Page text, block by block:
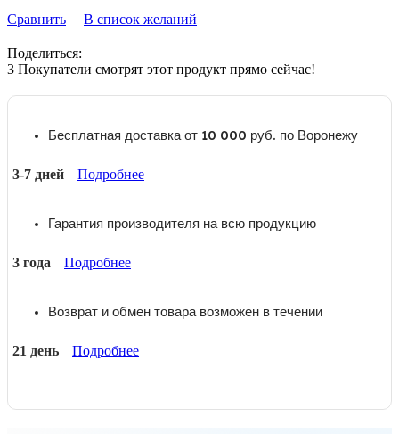
Сравнить В список желаний
Поделиться:
3 Покупатели смотрят этот продукт прямо сейчас!
Бесплатная доставка от 10 000 руб. по Воронежу
3-7 дней Подробнее
Гарантия производителя на всю продукцию
3 года Подробнее
Возврат и обмен товара возможен в течении
21 день Подробнее